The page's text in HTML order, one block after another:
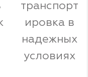
транспорт
ировка в
надежных
условиях